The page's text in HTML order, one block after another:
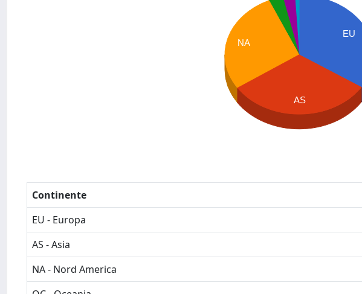
EU
NA
AS
Continente
EU - Europa
AS - Asia
NA - Nord America